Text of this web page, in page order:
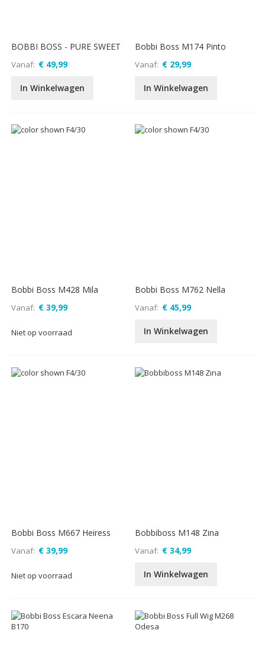
BOBBI BOSS - PURE SWEET
Vanaf € 49,99
In Winkelwagen
Bobbi Boss M174 Pinto
Vanaf € 29,99
In Winkelwagen
Bobbi Boss M428 Mila
Vanaf € 39,99
Niet op voorraad
Bobbi Boss M762 Nella
Vanaf € 45,99
In Winkelwagen
Bobbi Boss M667 Heiress
Vanaf € 39,99
Niet op voorraad
Bobbiboss M148 Zina
Vanaf € 34,99
In Winkelwagen